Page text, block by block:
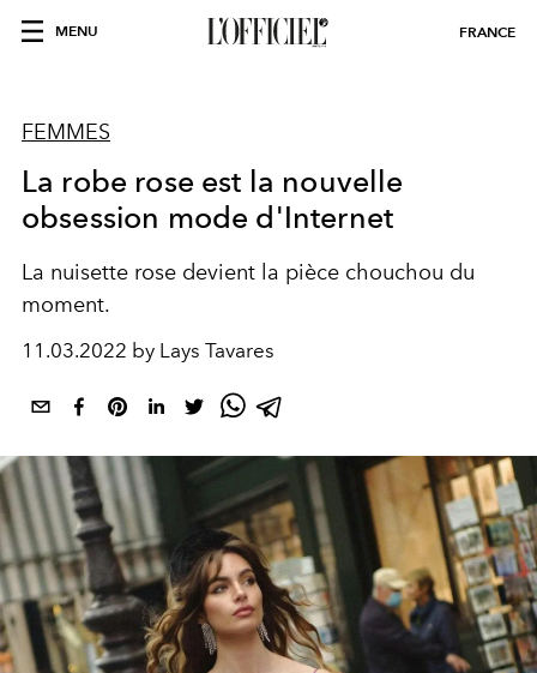
MENU FRANCE
FEMMES
La robe rose est la nouvelle
obsession mode d'Internet
La nuisette rose devient la pièce chouchou du
moment.
11.03.2022 by Lays Tavares